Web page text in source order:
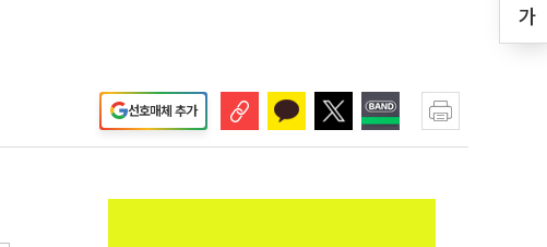
가
선호매체 추가